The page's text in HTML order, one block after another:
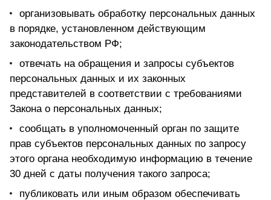
организовывать обработку персональных данных
в порядке, установленном действующим
законодательством РФ;
отвечать на обращения и запросы субъектов
персональных данных и их законных
представителей в соответствии с требованиями
Закона о персональных данных;
сообщать в уполномоченный орган по защите
прав субъектов персональных данных по запросу
этого органа необходимую информацию в течение
30 дней с даты получения такого запроса;
публиковать или иным образом обеспечивать